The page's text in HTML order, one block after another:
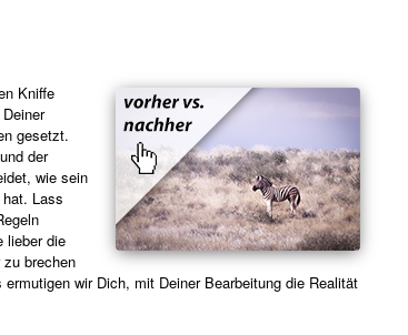
Kniffe
gesetzt.
der
wie sein
Lass
lieber die
brechen
wir Dich, mit Deiner Bearbeitung die Realität